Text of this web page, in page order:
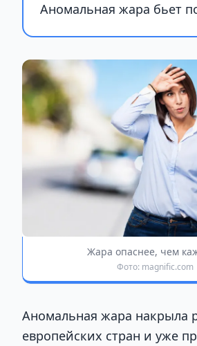
Аномальная жара бьет
Жара опаснее, чем
Фото: magnific.com
Аномальная жара накрыла
европейских стран и уже